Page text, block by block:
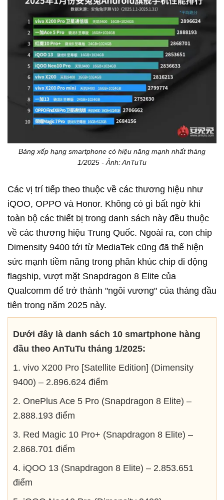
Bảng xếp hạng smartphone có hiệu năng mạnh nhất tháng
1/2025 - Ảnh: AnTuTu
Các vị trí tiếp theo thuộc về các thương hiệu như
iQOO, OPPO và Honor. Không có gì bất ngờ khi
toàn bộ các thiết bị trong danh sách này đều thuộc
về các thương hiệu Trung Quốc. Ngoài ra, con chip
Dimensity 9400 tới từ MediaTek cũng đã thể hiện
sức mạnh tiềm năng trong phân khúc chip di động
flagship, vượt mặt Snapdragon 8 Elite của
Qualcomm để trở thành "ngôi vương" của tháng đầu
tiên trong năm 2025 này.
Dưới đây là danh sách 10 smartphone hàng
đầu theo AnTuTu tháng 1/2025:
1. vivo X200 Pro [Satellite Edition] (Dimensity
9400) – 2.896.624 điểm
2. OnePlus Ace 5 Pro (Snapdragon 8 Elite) –
2.888.193 điểm
3. Red Magic 10 Pro+ (Snapdragon 8 Elite) –
2.868.701 điểm
4. iQOO 13 (Snapdragon 8 Elite) – 2.853.651
điểm